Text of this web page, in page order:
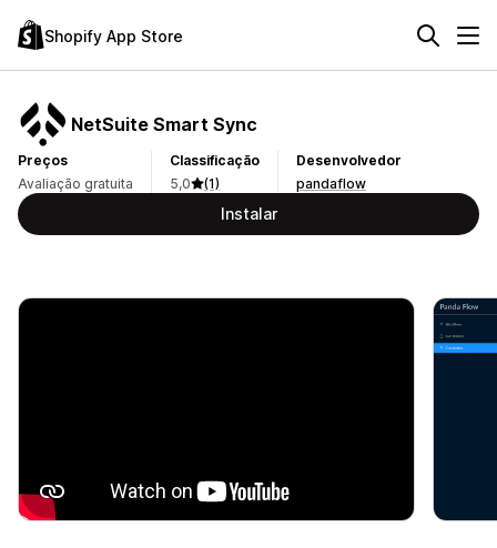
Shopify App Store
NetSuite Smart Sync
Preços
Avaliação gratuita
Classificação
5,0
(1)
Desenvolvedor
pandaflow
Instalar